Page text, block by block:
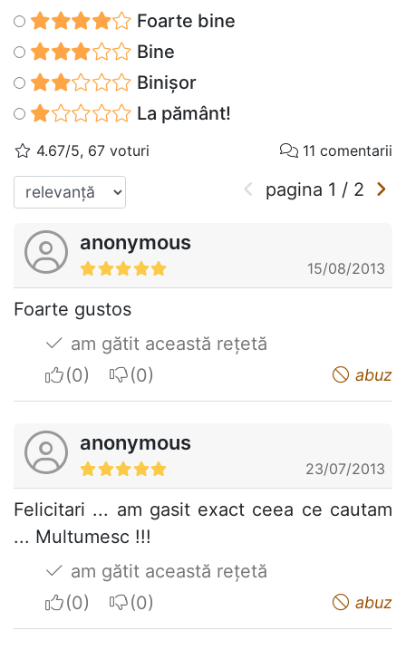
Foarte bine
Bine
Binișor
La pământ!
4.67/5, 67 voturi 11 comentarii
pagina 1 / 2
anonymous
15/08/2013
Foarte gustos
am gătit această rețetă
I apreciateI do not appreciate abuz
anonymous
23/07/2013
Felicitari ... am gasit exact ceea ce cautam
... Multumesc !!!
am gătit această rețetă
I apreciateI do not appreciate abuz